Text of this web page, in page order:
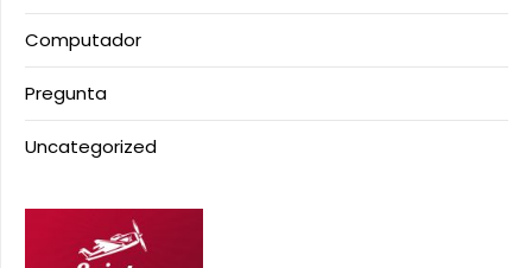
Computador
Pregunta
Uncategorized